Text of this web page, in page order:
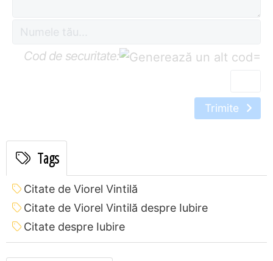
Cod de securitate: =
Trimite
Tags
Citate de Viorel Vintilă
Citate de Viorel Vintilă despre Iubire
Citate despre Iubire